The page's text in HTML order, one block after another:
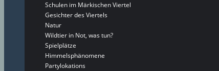
Schulen im Märkischen Viertel
Gesichter des Viertels
Natur
Wildtier in Not, was tun?
Spielplätze
Himmelsphänomene
Partylokations